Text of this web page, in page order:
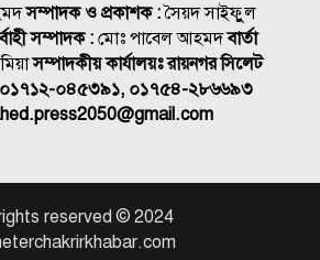
কিনব্রিজ আড়াল করে ‘আই লাভ
সিলেট’ সাইনেজ কেন?
সিলেট মহানগর বিএনপির
সভাপতির দায়িত্বে ফিরলেন নাসিম
সম্পাদক ও প্রকাশক :সৈয়দ সাইফুুল
সম্পাদক :মোঃ পাবেল আহমদবার্তা
সম্পাদকীয় কার্যালয়ঃ রায়নগর সিলেট
০১৭১২-০৪৫৩৯১, ০১৭৫৪-২৮৬৬৯৩
reserved © 2024